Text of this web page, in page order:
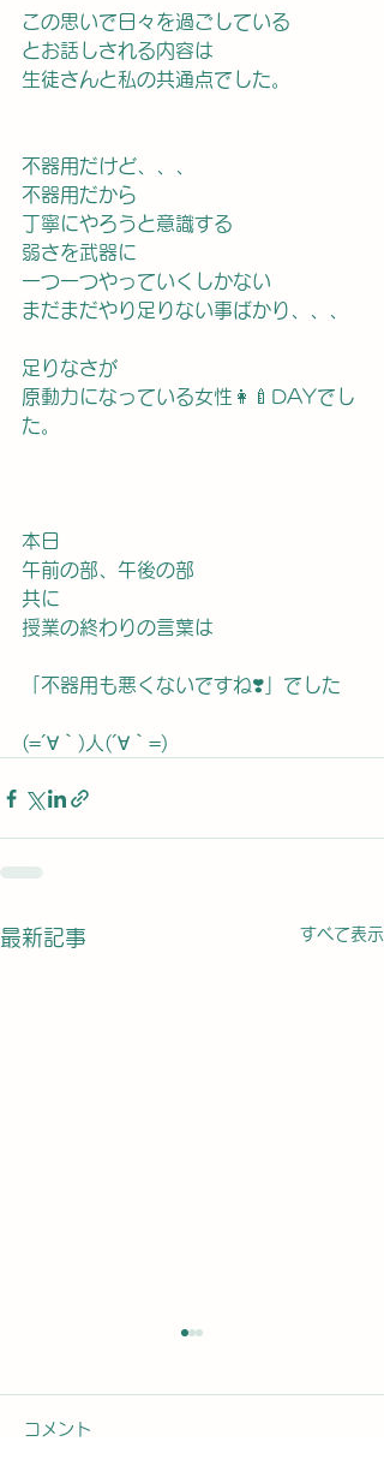
この思いで日々を過ごしている
とお話しされる内容は
生徒さんと私の共通点でした。
不器用だけど、、、
不器用だから
丁寧にやろうと意識する
弱さを武器に
一つ一つやっていくしかない
まだまだやり足りない事ばかり、、、
足りなさが
原動力になっている女性👩‍🍼DAYでし
た。
本日
午前の部、午後の部
共に
授業の終わりの言葉は
「不器用も悪くないですね❣️」でした
(=´∀｀)人(´∀｀=)
最新記事 すべて表示
コメント